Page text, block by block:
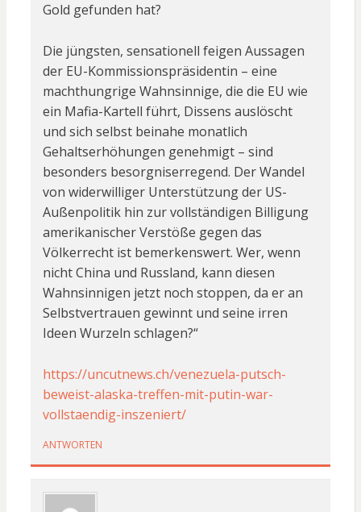
Gold gefunden hat?
Die jüngsten, sensationell feigen Aussagen
der EU-Kommissionspräsidentin – eine
machthungrige Wahnsinnige, die die EU wie
ein Mafia-Kartell führt, Dissens auslöscht
und sich selbst beinahe monatlich
Gehaltserhöhungen genehmigt – sind
besonders besorgniserregend. Der Wandel
von widerwilliger Unterstützung der US-
Außenpolitik hin zur vollständigen Billigung
amerikanischer Verstöße gegen das
Völkerrecht ist bemerkenswert. Wer, wenn
nicht China und Russland, kann diesen
Wahnsinnigen jetzt noch stoppen, da er an
Selbstvertrauen gewinnt und seine irren
Ideen Wurzeln schlagen?“
https://uncutnews.ch/venezuela-putsch-
beweist-alaska-treffen-mit-putin-war-
vollstaendig-inszeniert/
ANTWORTEN